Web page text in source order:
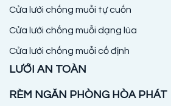
Cửa lưới chống muỗi tự cuốn
Cửa lưới chống muỗi dạng lùa
Cửa lưới chống muỗi cố định
LƯỚI AN TOÀN
RÈM NGĂN PHÒNG HÒA PHÁT